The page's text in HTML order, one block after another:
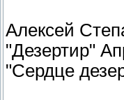
Алексей
"Дезертир"
"Сердце